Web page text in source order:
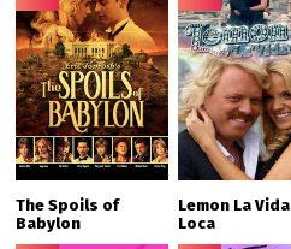
The Spoils of
Babylon
Lemon La Vida
Loca